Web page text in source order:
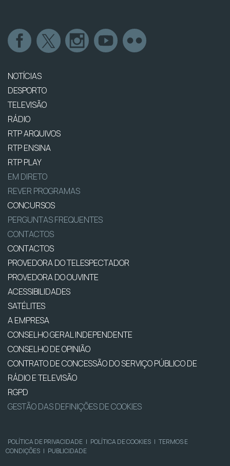
NOTÍCIAS
DESPORTO
TELEVISÃO
RÁDIO
RTP ARQUIVOS
RTP ENSINA
RTP PLAY
EM DIRETO
REVER PROGRAMAS
CONCURSOS
PERGUNTAS FREQUENTES
CONTACTOS
CONTACTOS
PROVEDORA DO TELESPECTADOR
PROVEDORA DO OUVINTE
ACESSIBILIDADES
SATÉLITES
A EMPRESA
CONSELHO GERAL INDEPENDENTE
CONSELHO DE OPINIÃO
CONTRATO DE CONCESSÃO DO SERVIÇO PÚBLICO DE
RÁDIO E TELEVISÃO
RGPD
GESTÃO DAS DEFINIÇÕES DE COOKIES
POLÍTICA DE PRIVACIDADE | POLÍTICA DE COOKIES | TERMOS E
CONDIÇÕES | PUBLICIDADE